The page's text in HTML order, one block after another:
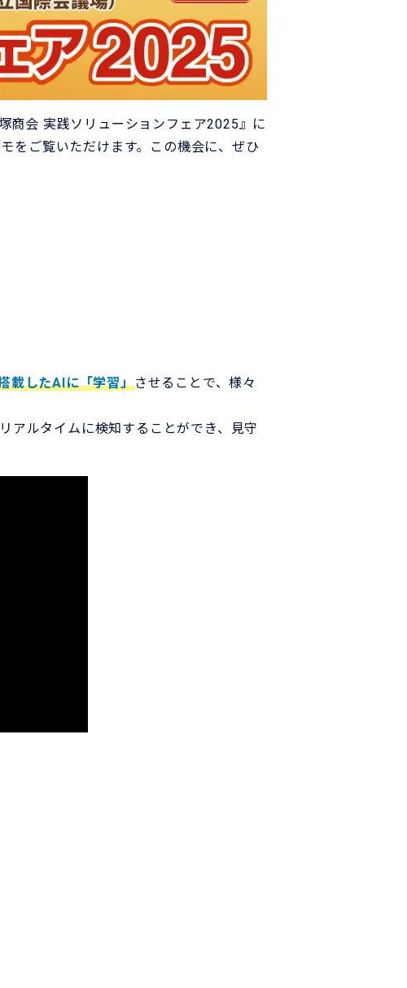
商会 実践ソリューションフェア2025』に
をご覧いただけます。この機会に、ぜひ
載したAIに「学習」させることで、様々
アルタイムに検知することができ、見守